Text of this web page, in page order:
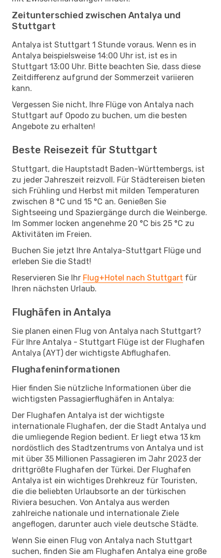
Zeitunterschied zwischen Antalya und
Stuttgart
Antalya ist Stuttgart 1 Stunde voraus. Wenn es in
Antalya beispielsweise 14:00 Uhr ist, ist es in
Stuttgart 13:00 Uhr. Bitte beachten Sie, dass diese
Zeitdifferenz aufgrund der Sommerzeit variieren
kann.
Vergessen Sie nicht, Ihre Flüge von Antalya nach
Stuttgart auf Opodo zu buchen, um die besten
Angebote zu erhalten!
Beste Reisezeit für Stuttgart
Stuttgart, die Hauptstadt Baden-Württembergs, ist
zu jeder Jahreszeit reizvoll. Für Städtereisen bieten
sich Frühling und Herbst mit milden Temperaturen
zwischen 8 °C und 15 °C an. Genießen Sie
Sightseeing und Spaziergänge durch die Weinberge.
Im Sommer locken angenehme 20 °C bis 25 °C zu
Aktivitäten im Freien.
Buchen Sie jetzt Ihre Antalya-Stuttgart Flüge und
erleben Sie die Stadt!
Reservieren Sie Ihr Flug+Hotel nach Stuttgart für
Ihren nächsten Urlaub.
Flughäfen in Antalya
Sie planen einen Flug von Antalya nach Stuttgart?
Für Ihre Antalya - Stuttgart Flüge ist der Flughafen
Antalya (AYT) der wichtigste Abflughafen.
Flughafeninformationen
Hier finden Sie nützliche Informationen über die
wichtigsten Passagierflughäfen in Antalya:
Der Flughafen Antalya ist der wichtigste
internationale Flughafen, der die Stadt Antalya und
die umliegende Region bedient. Er liegt etwa 13 km
nordöstlich des Stadtzentrums von Antalya und ist
mit über 35 Millionen Passagieren im Jahr 2023 der
drittgrößte Flughafen der Türkei. Der Flughafen
Antalya ist ein wichtiges Drehkreuz für Touristen,
die die beliebten Urlaubsorte an der türkischen
Riviera besuchen. Von Antalya aus werden
zahlreiche nationale und internationale Ziele
angeflogen, darunter auch viele deutsche Städte.
Wenn Sie einen Flug von Antalya nach Stuttgart
suchen, finden Sie am Flughafen Antalya eine große